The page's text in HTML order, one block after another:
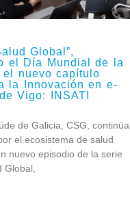
Global”,
el Día Mundial de la
el nuevo capítulo
la Innovación en e-
Vigo: INSATI
de Galicia, CSG, continúa
el ecosistema de salud
nuevo episodio de la serie
Global,